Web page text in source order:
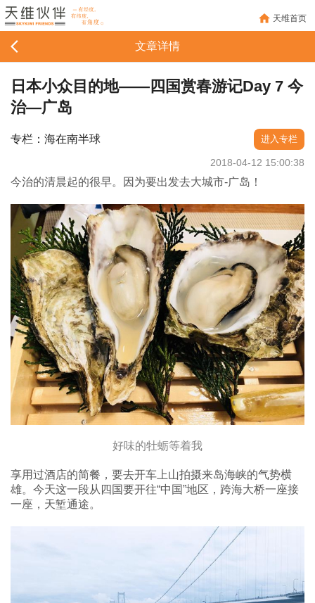
天维首页
文章详情
日本小众目的地——四国赏春游记Day 7 今
治—广岛
专栏：海在南半球 进入专栏
2018-04-12 15:00:38
今治的清晨起的很早。因为要出发去大城市-广岛！
好味的牡蛎等着我
享用过酒店的简餐，要去开车上山拍摄来岛海峡的气势横
雄。今天这一段从四国要开往“中国”地区，跨海大桥一座接
一座，天堑通途。